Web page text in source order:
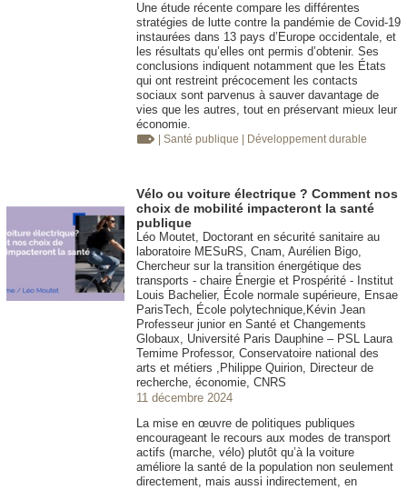
Une étude récente compare les différentes
stratégies de lutte contre la pandémie de Covid-19
instaurées dans 13 pays d’Europe occidentale, et
les résultats qu’elles ont permis d’obtenir. Ses
conclusions indiquent notamment que les États
qui ont restreint précocement les contacts
sociaux sont parvenus à sauver davantage de
vies que les autres, tout en préservant mieux leur
économie.
| Santé publique | Développement durable
Vélo ou voiture électrique ? Comment nos
choix de mobilité impacteront la santé
publique
Léo Moutet, Doctorant en sécurité sanitaire au
laboratoire MESuRS, Cnam, Aurélien Bigo,
Chercheur sur la transition énergétique des
transports - chaire Énergie et Prospérité - Institut
Louis Bachelier, École normale supérieure, Ensae
ParisTech, École polytechnique,Kévin Jean
Professeur junior en Santé et Changements
Globaux, Université Paris Dauphine – PSL Laura
Temime Professor, Conservatoire national des
arts et métiers ,Philippe Quirion, Directeur de
recherche, économie, CNRS
11 décembre 2024
La mise en œuvre de politiques publiques
encourageant le recours aux modes de transport
actifs (marche, vélo) plutôt qu’à la voiture
améliore la santé de la population non seulement
directement, mais aussi indirectement, en